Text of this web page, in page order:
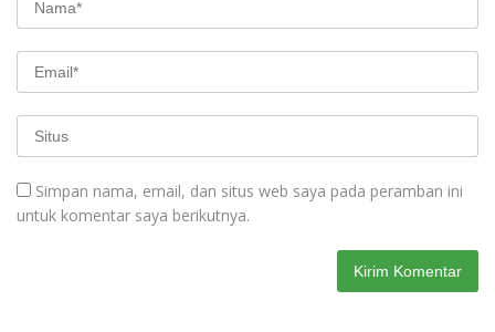
Simpan nama, email, dan situs web saya pada peramban ini
untuk komentar saya berikutnya.